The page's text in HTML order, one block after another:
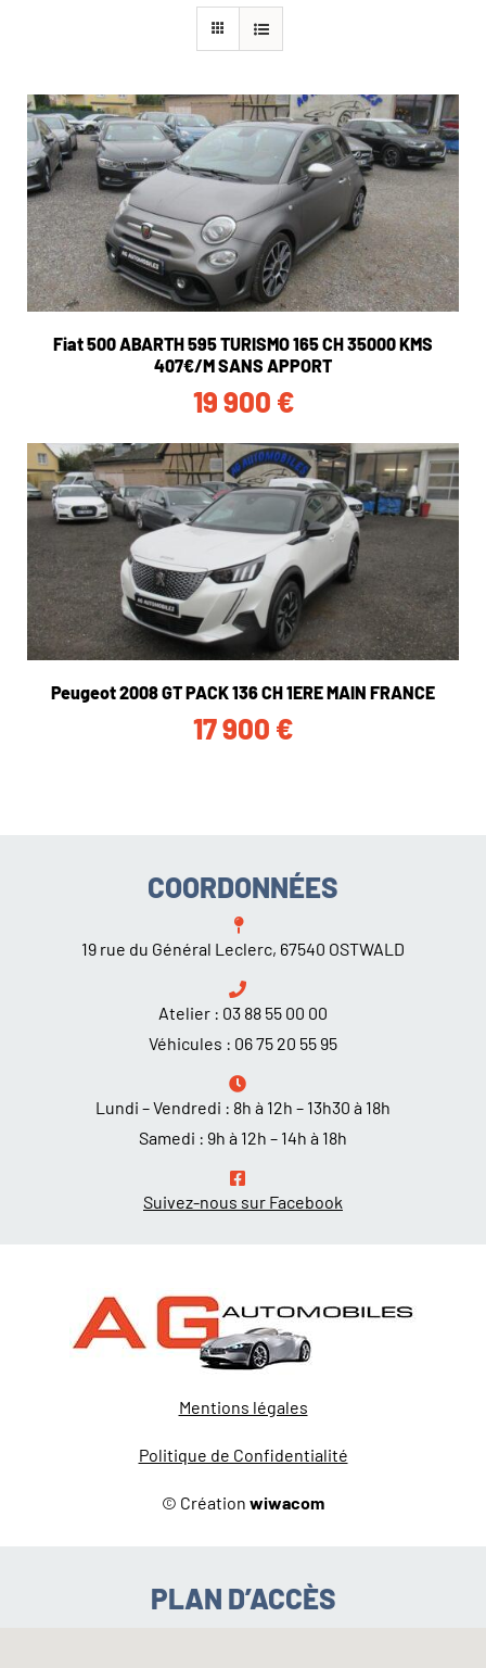
Fiat 500 ABARTH 595 TURISMO 165 CH 35000 KMS
407€/M SANS APPORT
19 900 €
Peugeot 2008 GT PACK 136 CH 1ERE MAIN FRANCE
17 900 €
COORDONNÉES
19 rue du Général Leclerc, 67540 OSTWALD
Atelier : 03 88 55 00 00
Véhicules : 06 75 20 55 95
Lundi – Vendredi : 8h à 12h – 13h30 à 18h
Samedi : 9h à 12h – 14h à 18h
Suivez-nous sur Facebook
Mentions légales
Politique de Confidentialité
© Création wiwacom
PLAN D’ACCÈS